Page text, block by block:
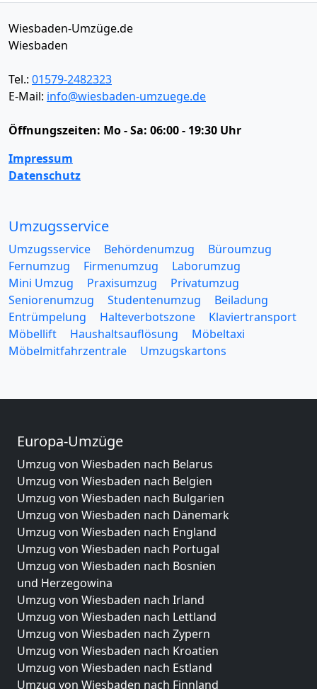
Wiesbaden-Umzüge.de
Wiesbaden
Tel.: 01579-2482323
E-Mail: info@wiesbaden-umzuege.de
Öffnungszeiten: Mo - Sa: 06:00 - 19:30 Uhr
Impressum
Datenschutz
Umzugsservice
Umzugsservice Behördenumzug
Büroumzug
Fernumzug
Firmenumzug
Laborumzug
Mini Umzug
Praxisumzug
Privatumzug
Seniorenumzug
Studentenumzug
Beiladung
Entrümpelung
Halteverbotszone
Klaviertransport
Möbellift
Haushaltsauflösung
Möbeltaxi
Möbelmitfahrzentrale
Umzugskartons
Europa-Umzüge
Umzug von Wiesbaden nach Belarus
Umzug von Wiesbaden nach Belgien
Umzug von Wiesbaden nach Bulgarien
Umzug von Wiesbaden nach Dänemark
Umzug von Wiesbaden nach England
Umzug von Wiesbaden nach Portugal
Umzug von Wiesbaden nach Bosnien
und Herzegowina
Umzug von Wiesbaden nach Irland
Umzug von Wiesbaden nach Lettland
Umzug von Wiesbaden nach Zypern
Umzug von Wiesbaden nach Kroatien
Umzug von Wiesbaden nach Estland
Umzug von Wiesbaden nach Finnland